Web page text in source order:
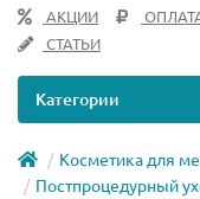
АКЦИИ
СТАТЬИ
Категории
Косметика для
Постпроцедурный